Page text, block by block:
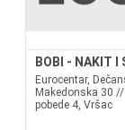
BOBI - NAKIT I
Eurocentar,
Makedonska 30
pobede 4, Vršac